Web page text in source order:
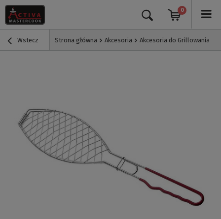
0
Wstecz Strona główna Akcesoria Akcesoria do Grillowania